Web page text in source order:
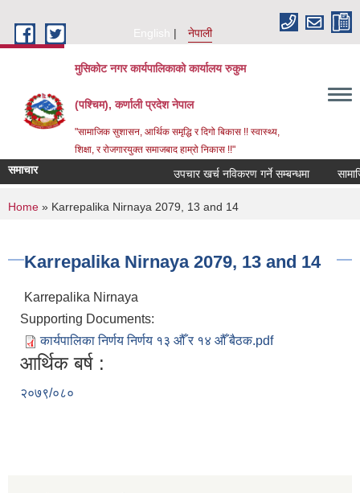
English
नेपाली
मुसिकोट नगर कार्यपालिकाको कार्यालय रुकुम
(पश्चिम), कर्णाली प्रदेश नेपाल
"सामाजिक सुशासन, आर्थिक समृद्धि र दिगो बिकास !! स्वास्थ्य,
शिक्षा, र रोजगारयुक्त समाजबाद हाम्रो निकास !!"
समाचार उपचार खर्च नविकरण गर्ने सम्बन्धमा
You are here
Home » Karrepalika Nirnaya 2079, 13 and 14
Karrepalika Nirnaya 2079, 13 and 14
Karrepalika Nirnaya
Supporting Documents:
कार्यपालिका निर्णय निर्णय १३ औँ र १४ औँ बैठक.pdf
आर्थिक बर्ष :
२०७९/०८०